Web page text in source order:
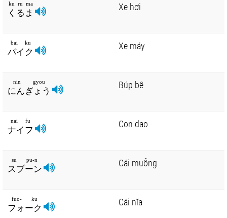
くるま
ku ru ma Xe hơi
バイク
bai ku Xe máy
にんぎょう
nin gyou Búp bê
ナイフ
nai fu Con dao
スプーン
su pu-n Cái muỗng
フォーク
fuo- ku Cái nĩa